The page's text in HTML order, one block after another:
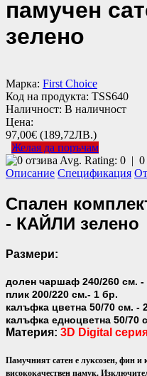
памучен
зелено
Марка: First Choice
Код на продукта: TSS640
Наличност: В наличност
Цена:
97,00€ (189,72ЛВ.)
Желая да поръчам
Avg. Rating: 0 | 0
Описание Спецификация
Спален
- КАЙЛИ зелено
Размери:
долен чаршаф 240/260 см. -
плик 200/220 см.- 1 бр.
калъфка цветна 50/70 см. -
калъфка едноцветна 50/70
Материя: 3D Digital
Памучният сатен е луксозен, фин и
висококачествен памук.